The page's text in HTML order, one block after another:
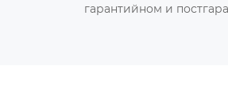
гарантийном и